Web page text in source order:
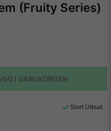
(Fruity Series)
I VARUKORGEN
Stort Utbud